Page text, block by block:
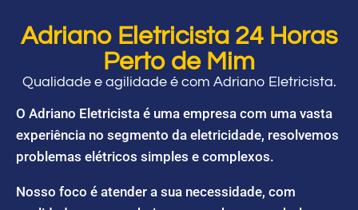
Adriano Eletricista 24 Horas
Perto de Mim
Qualidade e agilidade é com Adriano Eletricista.
O Adriano Eletricista é uma empresa com uma vasta
experiência no segmento da eletricidade, resolvemos
problemas elétricos simples e complexos.
Nosso foco é atender a sua necessidade, com